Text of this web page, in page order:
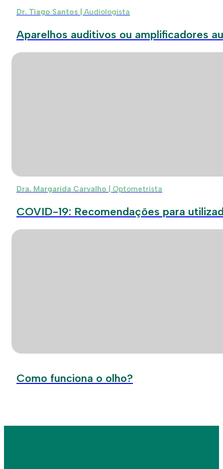
Dr. Tiago Santos | Audiologista
Aparelhos auditivos ou amplificadores
Dra. Margarida Carvalho | Optometrista
COVID-19: Recomendações para
Como funciona o olho?